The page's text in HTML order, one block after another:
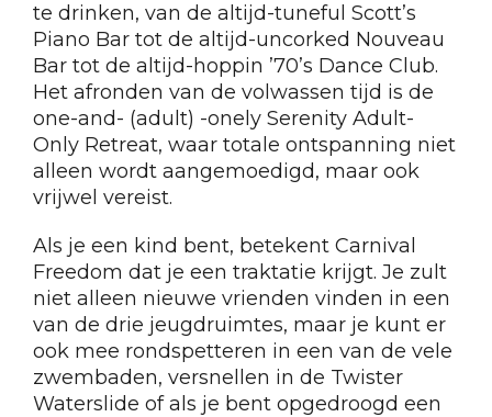
te drinken, van de altijd-tuneful Scott’s
Piano Bar tot de altijd-uncorked Nouveau
Bar tot de altijd-hoppin ’70’s ​​Dance Club.
Het afronden van de volwassen tijd is de
one-and- (adult) -onely Serenity Adult-
Only Retreat, waar totale ontspanning niet
alleen wordt aangemoedigd, maar ook
vrijwel vereist.
Als je een kind bent, betekent Carnival
Freedom dat je een traktatie krijgt. Je zult
niet alleen nieuwe vrienden vinden in een
van de drie jeugdruimtes, maar je kunt er
ook mee rondspetteren in een van de vele
zwembaden, versnellen in de Twister
Waterslide of als je bent opgedroogd een